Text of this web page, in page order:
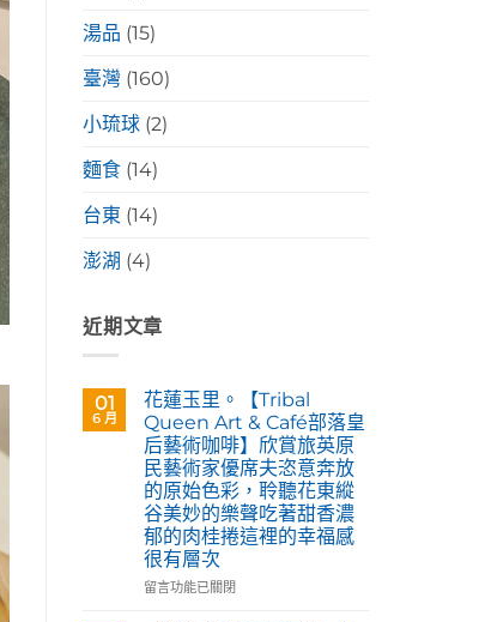
湯品 (15)
臺灣 (160)
小琉球 (2)
麵食 (14)
台東 (14)
澎湖 (4)
近期文章
01
6 月
花蓮玉里。【Tribal
Queen Art & Café部落皇
后藝術咖啡】欣賞旅英原
民藝術家優席夫恣意奔放
的原始色彩，聆聽花東縱
谷美妙的樂聲吃著甜香濃
郁的肉桂捲這裡的幸福感
很有層次
在
留言功能已關閉